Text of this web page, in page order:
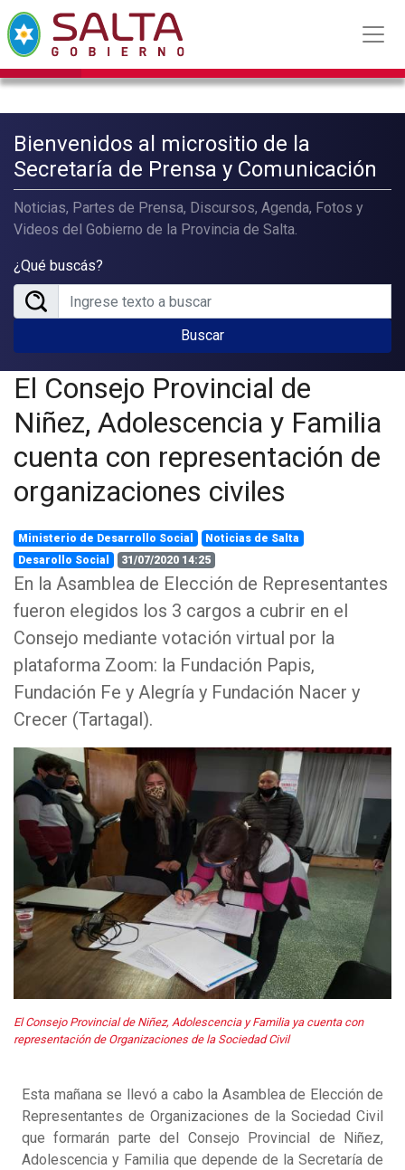
Bienvenidos al micrositio de la
Secretaría de Prensa y Comunicación
Noticias, Partes de Prensa, Discursos, Agenda, Fotos y
Videos del Gobierno de la Provincia de Salta.
¿Qué buscás?
Buscar
El Consejo Provincial de
Niñez, Adolescencia y Familia
cuenta con representación de
organizaciones civiles
Ministerio de Desarrollo Social
Noticias de Salta
Desarollo Social
31/07/2020 14:25
En la Asamblea de Elección de Representantes
fueron elegidos los 3 cargos a cubrir en el
Consejo mediante votación virtual por la
plataforma Zoom: la Fundación Papis,
Fundación Fe y Alegría y Fundación Nacer y
Crecer (Tartagal).
El Consejo Provincial de Niñez, Adolescencia y Familia ya cuenta con
representación de Organizaciones de la Sociedad Civil
Esta mañana se llevó a cabo la Asamblea de Elección de
Representantes de Organizaciones de la Sociedad Civil
que formarán parte del Consejo Provincial de Niñez,
Adolescencia y Familia que depende de la Secretaría de